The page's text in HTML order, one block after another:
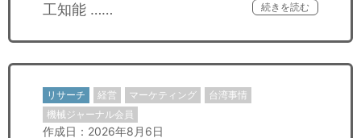
工知能 ……
続きを読む
リサーチ 経営 マーケティング
台湾事情
機械ジャーナル会員
作成日：2026年8月6日